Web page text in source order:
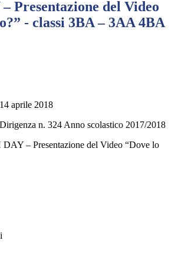
Presentazione del Video
- classi 3BA – 3AA 4BA
aprile 2018
n. 324 Anno scolastico 2017/2018
– Presentazione del Video “Dove lo